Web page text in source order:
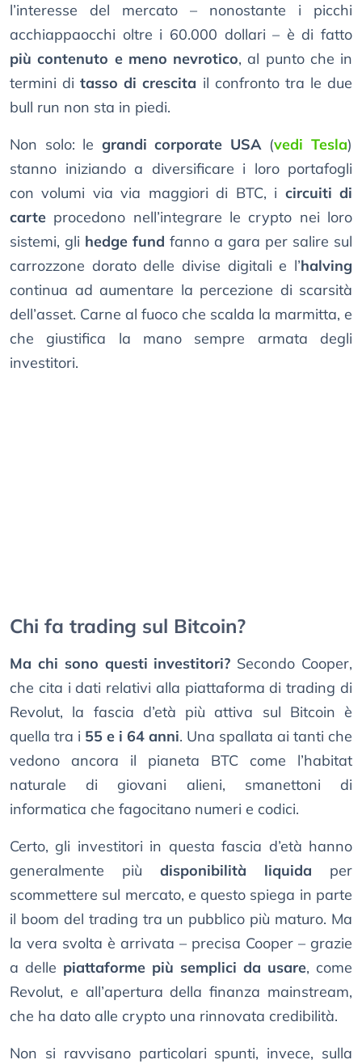
l’interesse del mercato – nonostante i picchi
acchiappaocchi oltre i 60.000 dollari – è di fatto
più contenuto e meno nevrotico, al punto che in
termini ditasso di crescita il confronto tra le due
bull run non sta in piedi.
Non solo: le grandi corporate USA(vedi Tesla)
stanno iniziando a diversificare i loro portafogli
con volumi via via maggiori di BTC, i circuiti di
carte procedono nell’integrare le crypto nei loro
sistemi, gli hedge fund fanno a gara per salire sul
carrozzone dorato delle divise digitali e l’halving
continua ad aumentare la percezione di scarsità
dell’asset. Carne al fuoco che scalda la marmitta, e
che giustifica la mano sempre armata degli
investitori.
Chi fa trading sul Bitcoin?
Ma chi sono questi investitori? Secondo Cooper,
che cita i dati relativi alla piattaforma di trading di
Revolut, la fascia d’età più attiva sul Bitcoin è
quella tra i 55 e i 64 anni. Una spallata ai tanti che
vedono ancora il pianeta BTC come l’habitat
naturale di giovani alieni, smanettoni di
informatica che fagocitano numeri e codici.
Certo, gli investitori in questa fascia d’età hanno
generalmente più disponibilità liquida per
scommettere sul mercato, e questo spiega in parte
il boom del trading tra un pubblico più maturo. Ma
la vera svolta è arrivata – precisa Cooper – grazie
a delle piattaforme più semplici da usare, come
Revolut, e all’apertura della finanza mainstream,
che ha dato alle crypto una rinnovata credibilità.
Non si ravvisano particolari spunti, invece, sulla